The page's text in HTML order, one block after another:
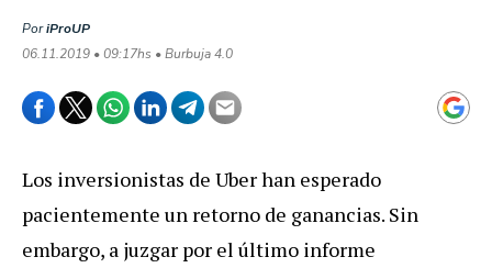
PoriProUP
06.11.2019 • 09:17hs • Burbuja 4.0
Los inversionistas de Uber han esperado
pacientemente un retorno de ganancias. Sin
embargo, a juzgar por el último informe